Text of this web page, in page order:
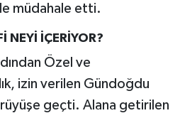
müdahale etti.
NEYİ İÇERİYOR?
Özel ve
izin verilen Gündoğdu
geçti. Alana getirilen